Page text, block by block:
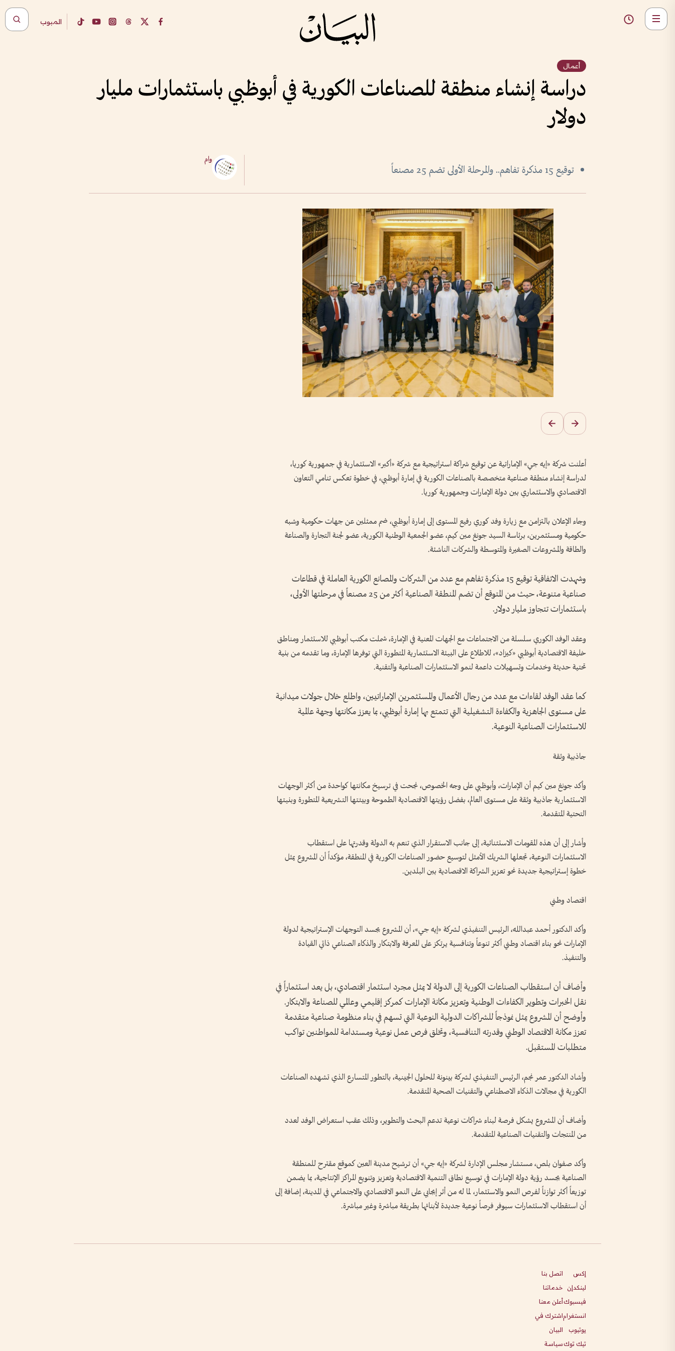
المبوب
أعمال
دراسة إنشاء منطقة للصناعات الكورية في أبوظبي باستثمارات مليار
دولار
توقيع 15 مذكرة تفاهم.. والمرحلة الأولى تضم 25 مصنعاً
وام
أعلنت شركة «إيه جي» الإماراتية عن توقيع شراكة استراتيجية مع شركة «أكبر» الاستثمارية في جمهورية كوريا،
لدراسة إنشاء منطقة صناعية متخصصة بالصناعات الكورية في إمارة أبوظبي، في خطوة تعكس تنامي التعاون
الاقتصادي والاستثماري بين دولة الإمارات وجمهورية كوريا.
وجاء الإعلان بالتزامن مع زيارة وفد كوري رفيع المستوى إلى إمارة أبوظبي، ضم ممثلين عن جهات حكومية وشبه
حكومية ومستثمرين، برئاسة السيد جونغ مين كيم، عضو الجمعية الوطنية الكورية، عضو لجنة التجارة والصناعة
والطاقة والمشروعات الصغيرة والمتوسطة والشركات الناشئة.
وشهدت الاتفاقية توقيع 15 مذكرة تفاهم مع عدد من الشركات والمصانع الكورية العاملة في قطاعات
صناعية متنوعة، حيث من المتوقع أن تضم المنطقة الصناعية أكثر من 25 مصنعاً في مرحلتها الأولى،
باستثمارات تتجاوز مليار دولار.
وعقد الوفد الكوري سلسلة من الاجتماعات مع الجهات المعنية في الإمارة، شملت مكتب أبوظبي للاستثمار ومناطق
خليفة الاقتصادية أبوظبي «كيزاد»، للاطلاع على البيئة الاستثمارية المتطورة التي توفرها الإمارة، وما تقدمه من بنية
تحتية حديثة وخدمات وتسهيلات داعمة لنمو الاستثمارات الصناعية والتقنية.
كما عقد الوفد لقاءات مع عدد من رجال الأعمال والمستثمرين الإماراتيين، واطلع خلال جولات ميدانية
على مستوى الجاهزية والكفاءة التشغيلية التي تتمتع بها إمارة أبوظبي، بما يعزز مكانتها وجهة عالمية
للاستثمارات الصناعية النوعية.
جاذبية وثقة
وأكد جونغ مين كيم أن الإمارات، وأبوظبي على وجه الخصوص، نجحت في ترسيخ مكانتها كواحدة من أكثر الوجهات
الاستثمارية جاذبية وثقة على مستوى العالم، بفضل رؤيتها الاقتصادية الطموحة وبيئتها التشريعية المتطورة وبنيتها
التحتية المتقدمة.
وأشار إلى أن هذه المقومات الاستثنائية، إلى جانب الاستقرار الذي تنعم به الدولة وقدرتها على استقطاب
الاستثمارات النوعية، تجعلها الشريك الأمثل لتوسيع حضور الصناعات الكورية في المنطقة، مؤكداً أن المشروع يمثل
خطوة إستراتيجية جديدة نحو تعزيز الشراكة الاقتصادية بين البلدين.
اقتصاد وطني
وأكد الدكتور أحمد عبدالله، الرئيس التنفيذي لشركة «إيه جي»، أن المشروع يجسد التوجهات الإستراتيجية لدولة
الإمارات نحو بناء اقتصاد وطني أكثر تنوعاً وتنافسية يرتكز على المعرفة والابتكار والذكاء الصناعي ذاتي القيادة
والتنفيذ.
وأضاف أن استقطاب الصناعات الكورية إلى الدولة لا يمثل مجرد استثمار اقتصادي، بل يعد استثماراً في
نقل الخبرات وتطوير الكفاءات الوطنية وتعزيز مكانة الإمارات كمركز إقليمي وعالمي للصناعة والابتكار.
وأوضح أن المشروع يمثل نموذجاً للشراكات الدولية النوعية التي تسهم في بناء منظومة صناعية متقدمة
تعزز مكانة الاقتصاد الوطني وقدرته التنافسية، وتخلق فرص عمل نوعية ومستدامة للمواطنين تواكب
متطلبات المستقبل.
وأشاد الدكتور عمر نجم، الرئيس التنفيذي لشركة بينونة للحلول الجينية، بالتطور المتسارع الذي تشهده الصناعات
الكورية في مجالات الذكاء الاصطناعي والتقنيات الصحية المتقدمة.
وأضاف أن المشروع يشكل فرصة لبناء شراكات نوعية تدعم البحث والتطوير، وذلك عقب استعراض الوفد لعدد
من المنتجات والتقنيات الصناعية المتقدمة.
وأكد صفوان بلص، مستشار مجلس الإدارة لشركة «إيه جي» أن ترشيح مدينة العين كموقع مقترح للمنطقة
الصناعية يجسد رؤية دولة الإمارات في توسيع نطاق التنمية الاقتصادية وتعزيز وتنويع المراكز الإنتاجية، بما يضمن
توزيعاً أكثر توازناً لفرص النمو والاستثمار، لما له من أثر إيجابي على النمو الاقتصادي والاجتماعي في المدينة، إضافة إلى
أن استقطاب الاستثمارات سيوفر فرصاً نوعية جديدة لأبنائها بطريقة مباشرة وغير مباشرة.
إكس
لينكدإن
فيسبوك
انستغرام
يوتيوب
تيك توك
اتصل بنا
خدماتنا
أعلن معنا
اشترك في
البيان
سياسة